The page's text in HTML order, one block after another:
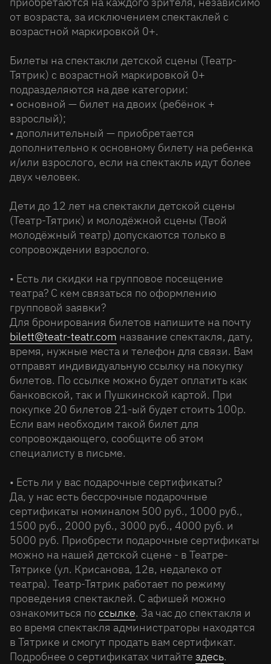
от возраста, за исключением спектаклей с
возрастной маркировкой 0+.
Билеты на спектакли детской сцены (Театр-
Тятрик) с возрастной маркировкой 0+
подразделяются на две категории:
• основной — билет на двоих (ребёнок +
взрослый);
• дополнительный — приобретается
дополнительно к основному билету на ребенка
и/или взрослого, если на спектакль идут более
двух человек.
Дети до 12 лет на спектакли детской сцены
(Театр-Тятрик) и молодёжной сцены (Твой
молодёжный театр) допускаются только в
сопровождении взрослого.
• Есть ли скидки на групповое посещение
театра? С кем связаться по оформлению
групповой заявки?
Для бронирования билетов напишите на почту
bilett@teatr-teatr.com название спектакля, дату,
время, нужные места и телефон для связи. Вам
отправят индивидуальную ссылку на покупку
билетов. По ссылке можно будет оплатить как
банковской, так и Пушкинской картой. При
покупке 20 билетов 21-ый будет стоить 100р.
Если вам необходим такой билет для
сопровождающего, сообщите об этом
специалисту в письме.
• Есть ли у вас подарочные сертификаты?
Да, у нас есть бессрочные подарочные
сертификаты номиналом 500 руб., 1000 руб.,
1500 руб., 2000 руб., 3000 руб., 4000 руб. и
5000 руб. Приобрести подарочные сертификаты
можно на нашей детской сцене - в Театре-
Тятрике (ул. Крисанова, 12в, недалеко от
театра). Театр-Тятрик работает по режиму
проведения спектаклей. С афишей можно
ознакомиться по ссылке. За час до спектакля и
во время спектакля администраторы находятся
в Тятрике и смогут продать вам сертификат.
Подробнее о сертификатах читайте здесь.